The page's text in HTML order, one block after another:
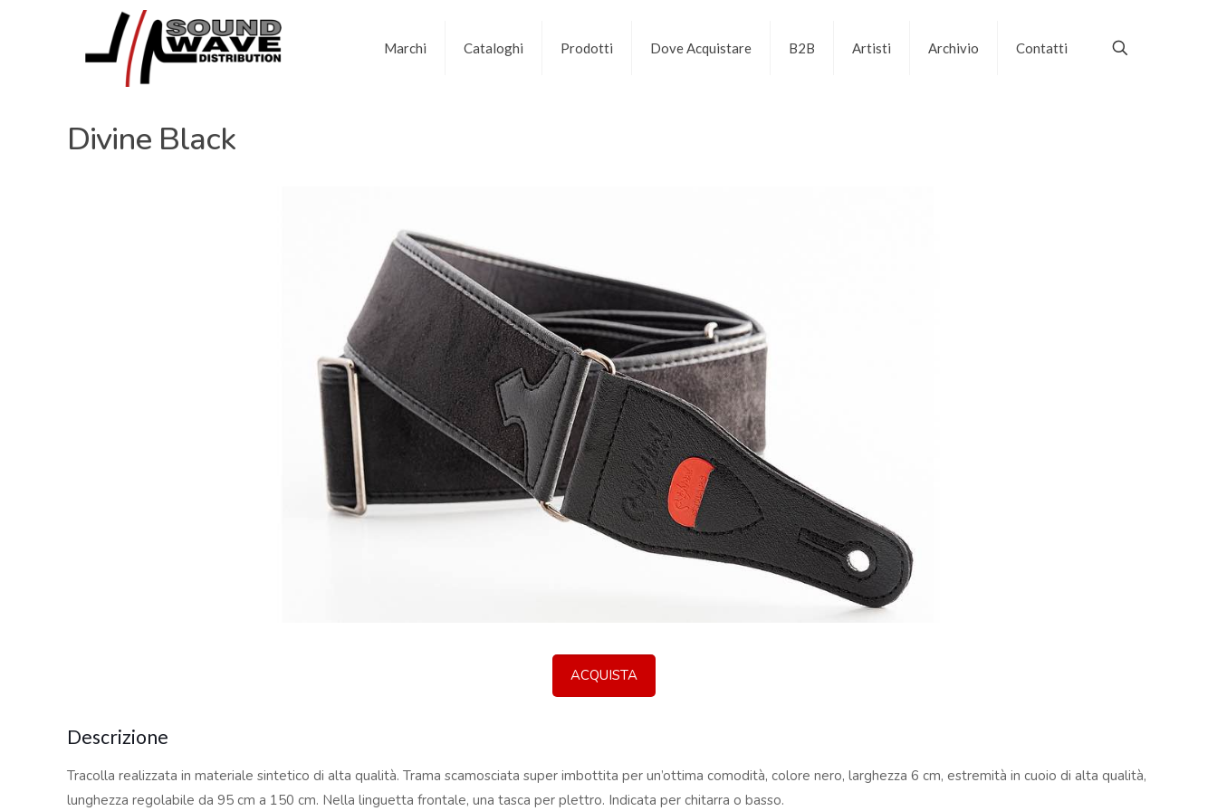
Marchi Cataloghi Prodotti Dove Acquistare B2B Artisti Archivio Contatti
Divine Black
ACQUISTA
Descrizione
Tracolla realizzata in materiale sintetico di alta qualità. Trama scamosciata super imbottita per un’ottima comodità, colore nero, larghezza 6 cm, estremità in cuoio di alta qualità,
lunghezza regolabile da 95 cm a 150 cm. Nella linguetta frontale, una tasca per plettro. Indicata per chitarra o basso.